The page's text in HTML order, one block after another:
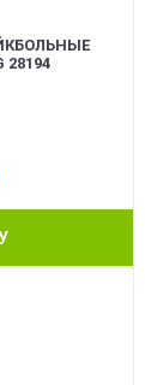
28194